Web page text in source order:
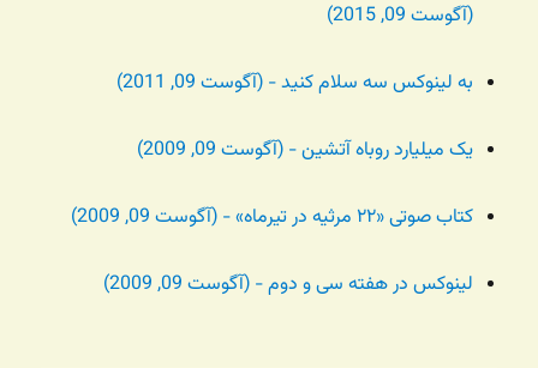
(آگوست 09, 2015)
به لینوکس سه سلام کنید - (آگوست 09, 2011)
یک میلیارد روباه آتشین - (آگوست 09, 2009)
کتاب صوتی «۲۲ مرثیه در تیرماه» - (آگوست 09, 2009)
لینوکس در هفته سی و دوم - (آگوست 09, 2009)